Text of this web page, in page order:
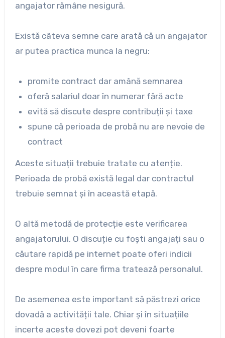
angajator rămâne nesigură.
Există câteva semne care arată că un angajator
ar putea practica munca la negru:
promite contract dar amână semnarea
oferă salariul doar în numerar fără acte
evită să discute despre contribuții și taxe
spune că perioada de probă nu are nevoie de
contract
Aceste situații trebuie tratate cu atenție.
Perioada de probă există legal dar contractul
trebuie semnat și în această etapă.
O altă metodă de protecție este verificarea
angajatorului. O discuție cu foști angajați sau o
căutare rapidă pe internet poate oferi indicii
despre modul în care firma tratează personalul.
De asemenea este important să păstrezi orice
dovadă a activității tale. Chiar și în situațiile
incerte aceste dovezi pot deveni foarte